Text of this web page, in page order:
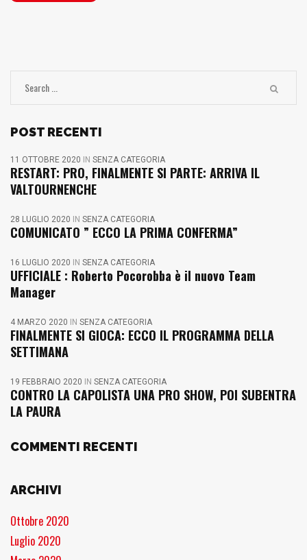
POST RECENTI
11 OTTOBRE 2020 IN SENZA CATEGORIA
RESTART: PRO, FINALMENTE SI PARTE: ARRIVA IL
VALTOURNENCHE
28 LUGLIO 2020 IN SENZA CATEGORIA
COMUNICATO ” ECCO LA PRIMA CONFERMA”
16 LUGLIO 2020 IN SENZA CATEGORIA
UFFICIALE : Roberto Pocorobba è il nuovo Team
Manager
4 MARZO 2020 IN SENZA CATEGORIA
FINALMENTE SI GIOCA: ECCO IL PROGRAMMA DELLA
SETTIMANA
19 FEBBRAIO 2020 IN SENZA CATEGORIA
CONTRO LA CAPOLISTA UNA PRO SHOW, POI SUBENTRA
LA PAURA
COMMENTI RECENTI
ARCHIVI
Ottobre 2020
Luglio 2020